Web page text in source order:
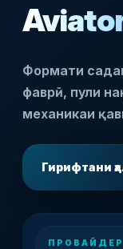
Формати
фаврӣ, пули
механикаи
Гирифтани
ПРОВАЙДЕР